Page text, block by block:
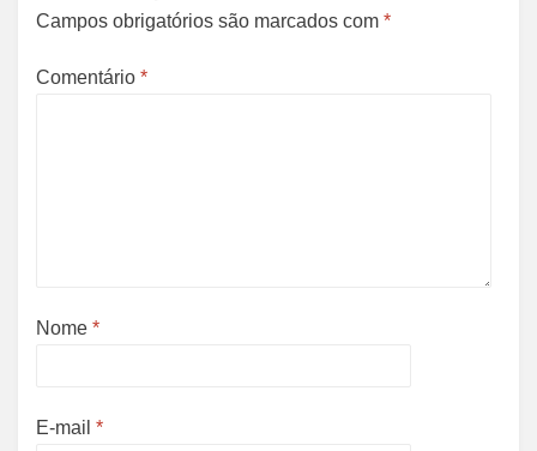
Campos obrigatórios são marcados com *
Comentário *
Nome *
E-mail *